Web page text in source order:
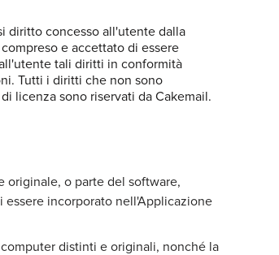
diritto concesso all'utente dalla
e accettato di essere
tali diritti in conformità
Tutti i diritti che non sono
licenza sono riservati da Cakemail.
originale, o parte del software,
incorporato nell'Applicazione
distinti e originali, nonché la